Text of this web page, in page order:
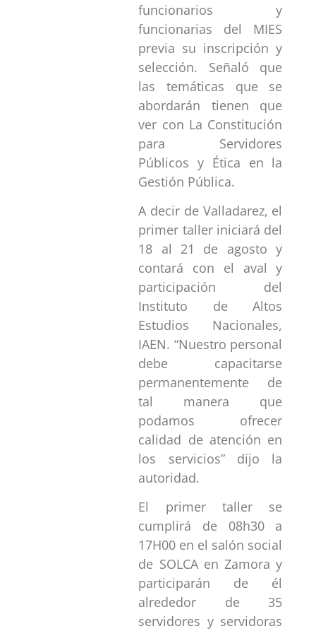
funcionarios y
funcionarias del MIES
previa su inscripción y
selección. Señaló que
las temáticas que se
abordarán tienen que
ver con La Constitución
para Servidores
Públicos y Ética en la
Gestión Pública.
A decir de Valladarez, el
primer taller iniciará del
18 al 21 de agosto y
contará con el aval y
participación del
Instituto de Altos
Estudios Nacionales,
IAEN. “Nuestro personal
debe capacitarse
permanentemente de
tal manera que
podamos ofrecer
calidad de atención en
los servicios” dijo la
autoridad.
El primer taller se
cumplirá de 08h30 a
17H00 en el salón social
de SOLCA en Zamora y
participarán de él
alrededor de 35
servidores y servidoras